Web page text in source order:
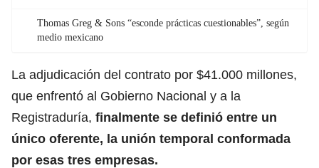
Thomas Greg & Sons “esconde prácticas cuestionables”, según
medio mexicano
La adjudicación del contrato por $41.000 millones,
que enfrentó al Gobierno Nacional y a la
Registraduría, finalmente se definió entre un
único oferente, la unión temporal conformada
por esas tres empresas.